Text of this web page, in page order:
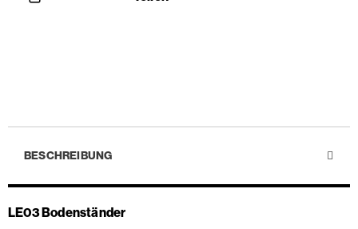
BESCHREIBUNG
LE03 Bodenständer